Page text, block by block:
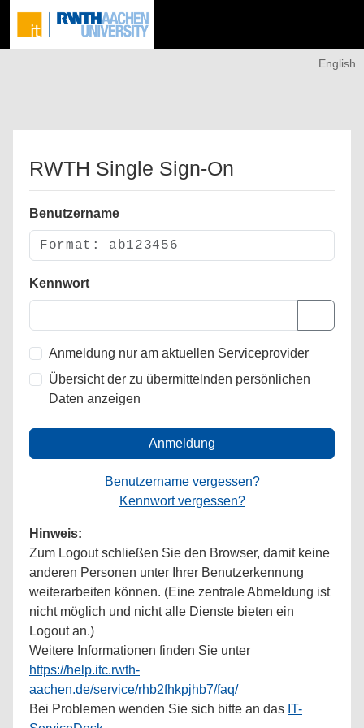
English
RWTH Single Sign-On
Benutzername
Kennwort
Anmeldung nur am aktuellen Serviceprovider
Übersicht der zu übermittelnden persönlichen
Daten anzeigen
Anmeldung
Benutzername vergessen?
Kennwort vergessen?
Hinweis:
Zum Logout schließen Sie den Browser, damit keine
anderen Personen unter Ihrer Benutzerkennung
weiterarbeiten können. (Eine zentrale Abmeldung ist
nicht möglich und nicht alle Dienste bieten ein
Logout an.)
Weitere Informationen finden Sie unter
https://help.itc.rwth-
aachen.de/service/rhb2fhkpjhb7/faq/
Bei Problemen wenden Sie sich bitte an das IT-